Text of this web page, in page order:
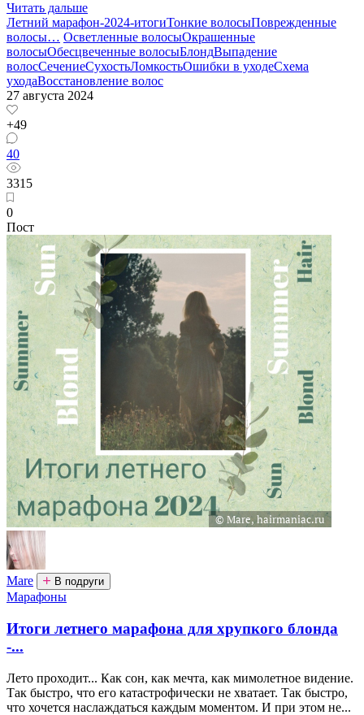
Читать дальше
Летний марафон-2024-итогиТонкие волосыПоврежденные
волосы… Осветленные волосыОкрашенные
волосыОбесцвеченные волосыБлондВыпадение
волосСечениеСухостьЛомкостьОшибки в уходеСхема
уходаВосстановление волос
27 августа 2024
+49
40
3315
0
Пост
Mare В подруги
Марафоны
Итоги летнего марафона для хрупкого блонда
-...
Лето проходит... Как сон, как мечта, как мимолетное видение.
Так быстро, что его катастрофически не хватает. Так быстро,
что хочется наслаждаться каждым моментом. И при этом не...